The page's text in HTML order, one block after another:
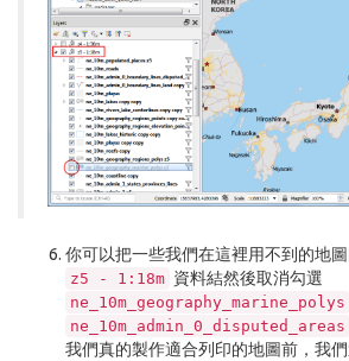
你可以把一些我們在這裡用不到的地
z5 - 1:18m 資料結然後取消勾選
ne_10m_geography_marine_polys
ne_10m_admin_0_disputed_areas
我們真的製作適合列印的地圖前，我